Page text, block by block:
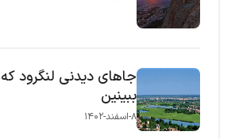
جاهای دیدنی لنگرود
ببینین
۸-اسفند-۱۴۰۲